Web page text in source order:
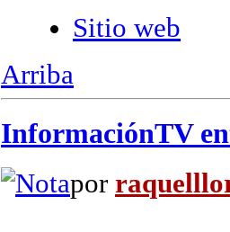
Sitio web
Arriba
InformaciónTV
por